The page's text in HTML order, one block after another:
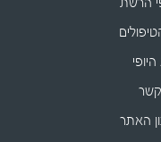
קשר
האתר